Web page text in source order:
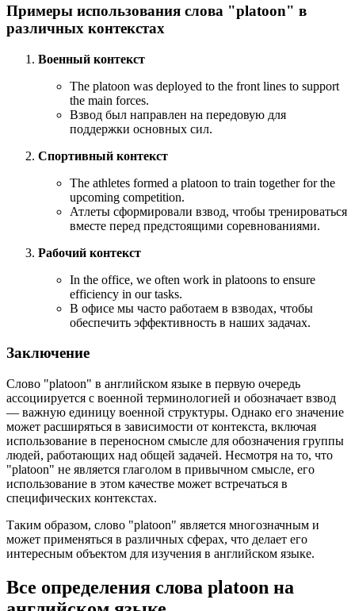
Примеры использования слова "platoon" в
различных контекстах
Военный контекст
The platoon was deployed to the front lines to support
the main forces.
Взвод был направлен на передовую для
поддержки основных сил.
Спортивный контекст
The athletes formed a platoon to train together for the
upcoming competition.
Атлеты сформировали взвод, чтобы тренироваться
вместе перед предстоящими соревнованиями.
Рабочий контекст
In the office, we often work in platoons to ensure
efficiency in our tasks.
В офисе мы часто работаем в взводах, чтобы
обеспечить эффективность в наших задачах.
Заключение
Слово "platoon" в английском языке в первую очередь
ассоциируется с военной терминологией и обозначает взвод
— важную единицу военной структуры. Однако его значение
может расширяться в зависимости от контекста, включая
использование в переносном смысле для обозначения группы
людей, работающих над общей задачей. Несмотря на то, что
"platoon" не является глаголом в привычном смысле, его
использование в этом качестве может встречаться в
специфических контекстах.
Таким образом, слово "platoon" является многозначным и
может применяться в различных сферах, что делает его
интересным объектом для изучения в английском языке.
Все определения слова platoon на